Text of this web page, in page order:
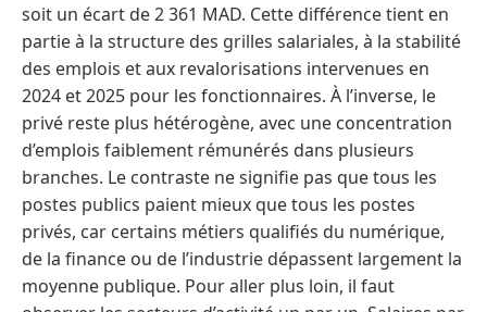
soit un écart de 2 361 MAD. Cette différence tient en
partie à la structure des grilles salariales, à la stabilité
des emplois et aux revalorisations intervenues en
2024 et 2025 pour les fonctionnaires. À l’inverse, le
privé reste plus hétérogène, avec une concentration
d’emplois faiblement rémunérés dans plusieurs
branches. Le contraste ne signifie pas que tous les
postes publics paient mieux que tous les postes
privés, car certains métiers qualifiés du numérique,
de la finance ou de l’industrie dépassent largement la
moyenne publique. Pour aller plus loin, il faut